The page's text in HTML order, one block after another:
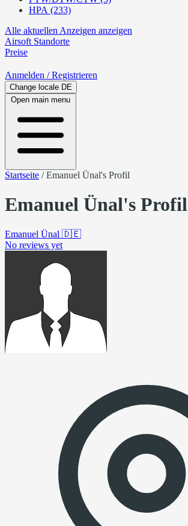
HPA (233)
Alle aktuellen Anzeigen anzeigen
Airsoft Standorte
Preise
Anmelden / Registrieren
Change locale DE
Open main menu
Startseite /Emanuel Ünal's Profil
Emanuel Ünal's Profil
Emanuel Ünal 🇩🇪
No reviews yet